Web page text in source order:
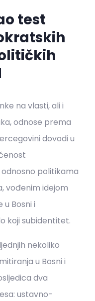
test
na vlasti, ali i
odnose prema
dovodi u
politikama
vođenim idejom
Bosni i
koji subidentitet.
nekoliko
u Bosni i
dva
ustavno-